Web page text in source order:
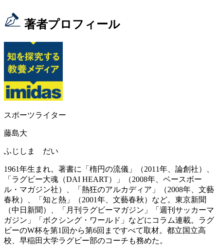
著者プロフィール
スポーツライター
藤島大
ふじしま だい
1961年生まれ。著書に「楕円の流儀」（2011年、論創社）、
「ラグビー大魂（DAI HEART）」（2008年、ベースボー
ル・マガジン社）、「熱狂のアルカディア」（2008年、文藝
春秋）、「知と熱」（2001年、文藝春秋）など。東京新聞
（中日新聞）、「月刊ラグビーマガジン」「週刊サッカーマ
ガジン」「ボクシング・ワールド」などにコラム連載。ラグ
ビーのW杯を第1回から第6回まですべて取材。都立国立高
校、早稲田大学ラグビー部のコーチも務めた。